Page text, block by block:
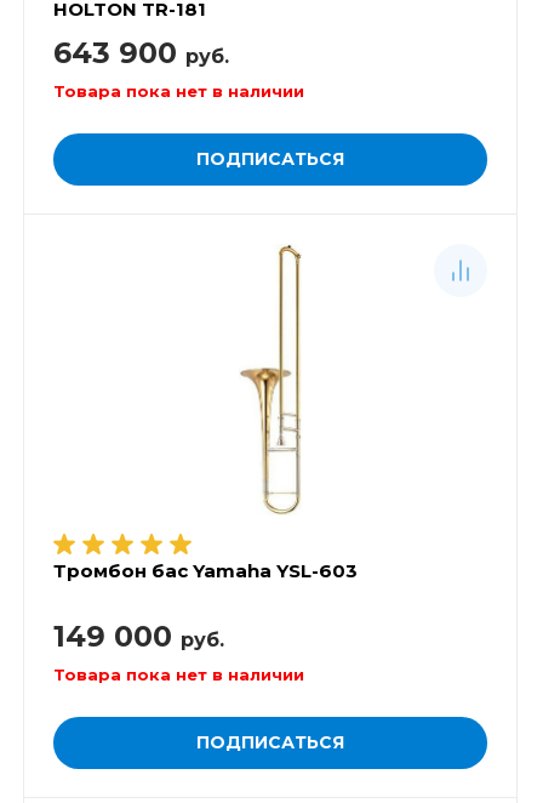
HOLTON TR-181
643 900 руб.
Товара пока нет в наличии
ПОДПИСАТЬСЯ
Тромбон бас Yamaha YSL-603
149 000 руб.
Товара пока нет в наличии
ПОДПИСАТЬСЯ